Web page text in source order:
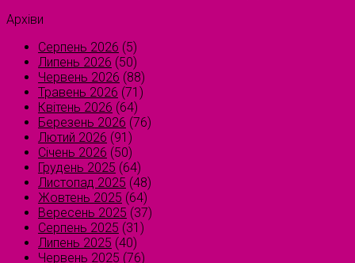
Архіви
Серпень 2026 (5)
Липень 2026 (50)
Червень 2026 (88)
Травень 2026 (71)
Квітень 2026 (64)
Березень 2026 (76)
Лютий 2026 (91)
Січень 2026 (50)
Грудень 2025 (64)
Листопад 2025 (48)
Жовтень 2025 (64)
Вересень 2025 (37)
Серпень 2025 (31)
Липень 2025 (40)
Червень 2025 (76)